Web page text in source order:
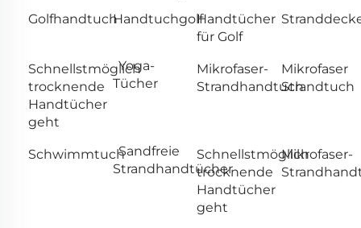
GolfhandtuchHandtuchgolfHandtücher
für Golf
Schnellstmöglich
trocknende
Handtücher
geht
Yoga-
Tücher
Mikrofaser-
Strandhandtuch
Mikrofaser
Strandtuch
SchwimmtuchSandfreie
Strandhandtücher
Schnellstmöglich
trocknende
Handtücher
geht
Mikrofaser-